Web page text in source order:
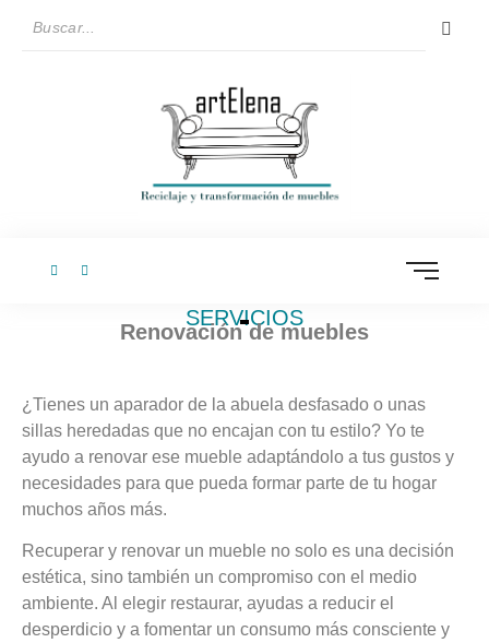
SERVICIOS
Renovación de muebles
¿Tienes un aparador de la abuela desfasado o unas
sillas heredadas que no encajan con tu estilo? Yo te
ayudo a renovar ese mueble adaptándolo a tus gustos y
necesidades para que pueda formar parte de tu hogar
muchos años más.
Recuperar y renovar un mueble no solo es una decisión
estética, sino también un compromiso con el medio
ambiente. Al elegir restaurar, ayudas a reducir el
desperdicio y a fomentar un consumo más consciente y